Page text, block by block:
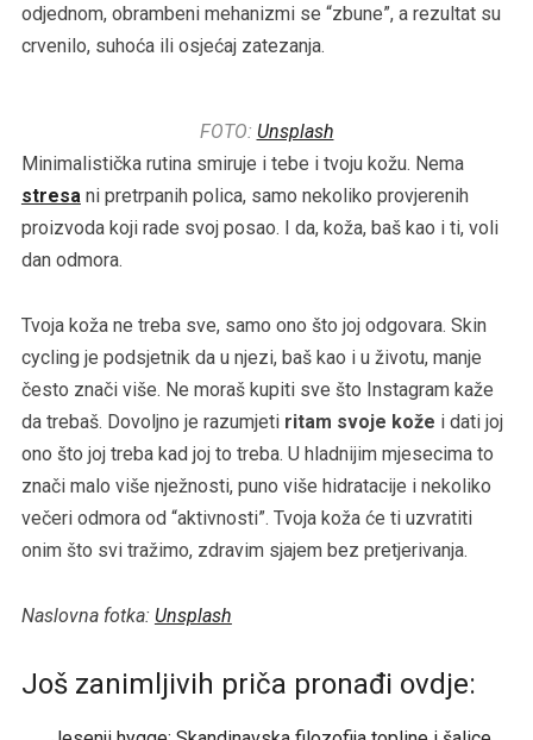
odjednom, obrambeni mehanizmi se “zbune”, a rezultat su
crvenilo, suhoća ili osjećaj zatezanja.
FOTO: Unsplash
Minimalistička rutina smiruje i tebe i tvoju kožu. Nema
stresani pretrpanih polica, samo nekoliko provjerenih
proizvoda koji rade svoj posao. I da, koža, baš kao i ti, voli
dan odmora.
Tvoja koža ne treba sve, samo ono što joj odgovara. Skin
cycling je podsjetnik da u njezi, baš kao i u životu, manje
često znači više. Ne moraš kupiti sve što Instagram kaže
da trebaš. Dovoljno je razumjeti ritam svoje kože i dati joj
ono što joj treba kad joj to treba. U hladnijim mjesecima to
znači malo više nježnosti, puno više hidratacije i nekoliko
večeri odmora od “aktivnosti”. Tvoja koža će ti uzvratiti
onim što svi tražimo, zdravim sjajem bez pretjerivanja.
Naslovna fotka: Unsplash
Još zanimljivih priča pronađi ovdje: